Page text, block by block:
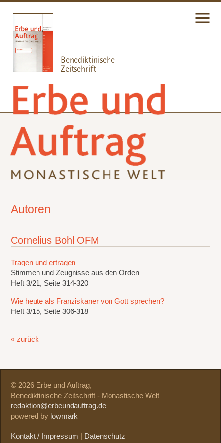
Autoren
Cornelius Bohl OFM
Tragen und ertragen
Stimmen und Zeugnisse aus den Orden
Heft 3/21, Seite 314-320
Wie heute als Franziskaner von Gott sprechen?
Heft 3/15, Seite 306-318
« zurück
© 2026 Erbe und Auftrag,
Benediktinische Zeitschrift - Monastische Welt
redaktion@erbeundauftrag.de
powered by lowmark
Kontakt / Impressum Datenschutz